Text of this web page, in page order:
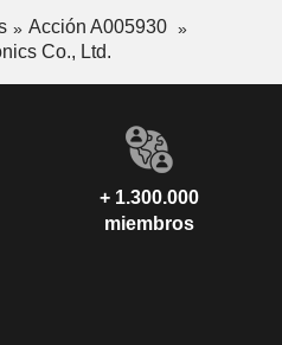
Acción A005930
Co., Ltd.
+ 1.300.000
miembros